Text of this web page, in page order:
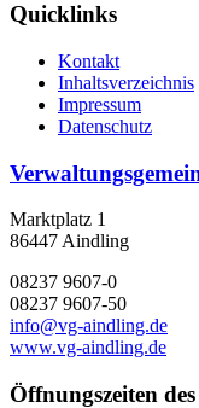
Quicklinks
Kontakt
Inhaltsverzeichnis
Impressum
Datenschutz
Marktplatz 1
86447 Aindling
08237 9607-0
08237 9607-50
info@vg-aindling.de
www.vg-aindling.de
Öffnungszeiten